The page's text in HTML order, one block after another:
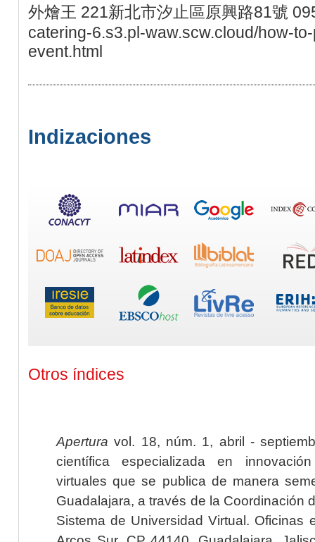
外燴王 221新北市汐止區原興路81號
catering-6.s3.pl-waw.scw.cloud/how-
event.html
Indizaciones
Otros índices
Apertura vol. 18, núm. 1, abril -
científica especializada en
virtuales que se publica de manera
Guadalajara, a través de la Coordinación
Sistema de Universidad Virtual. Oficinas